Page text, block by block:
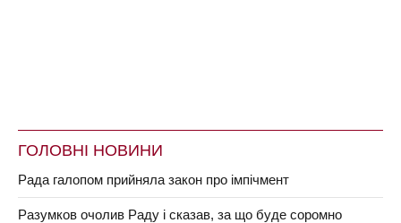
ГОЛОВНІ НОВИНИ
Рада галопом прийняла закон про імпічмент
Разумков очолив Раду і сказав, за що буде соромно